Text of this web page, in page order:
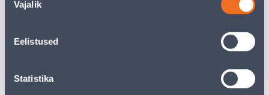
valik
Vajalik
Eelistused
Statistika
Tarne pole